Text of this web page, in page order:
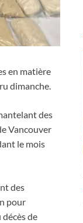
en matière
dimanche.
des
Vancouver
le mois
des
pour
de